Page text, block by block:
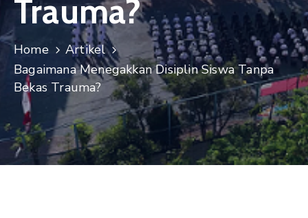
Trauma?
Home
Artikel
Bagaimana Menegakkan Disiplin Siswa Tanpa
Bekas Trauma?